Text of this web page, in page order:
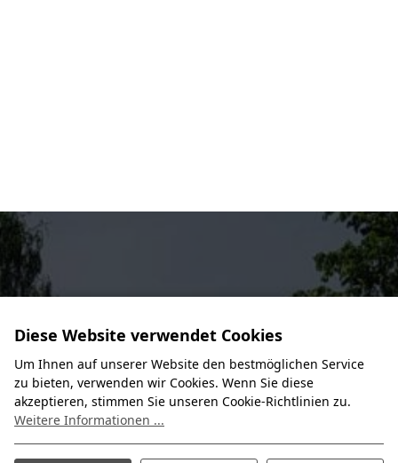
Diese Website verwendet Cookies
Um Ihnen auf unserer Website den bestmöglichen Service
zu bieten, verwenden wir Cookies. Wenn Sie diese
akzeptieren, stimmen Sie unseren Cookie-Richtlinien zu.
Weitere Informationen ...